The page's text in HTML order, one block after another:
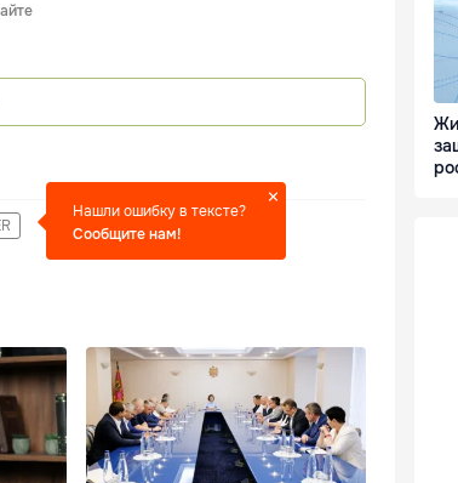
Нашли ошибку в тексте?
Сообщите нам!